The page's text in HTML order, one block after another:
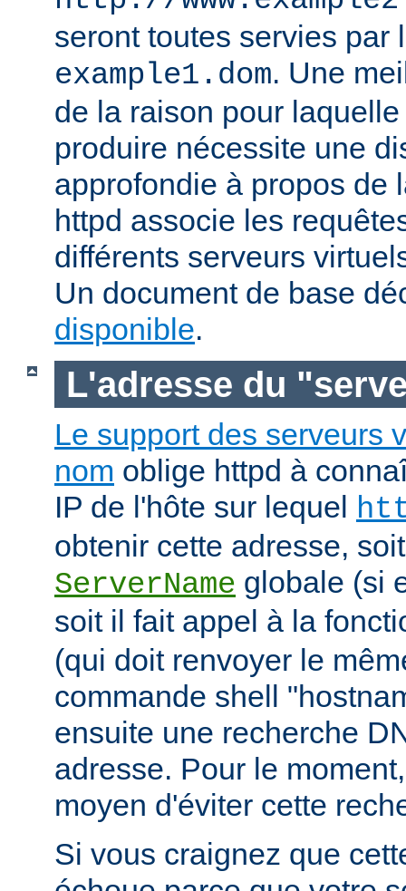
seront toutes servies par
example1.dom. Une
de la raison pour
produire nécessite une
approfondie à propos de
httpd associe les
différents serveurs
Un document de base
disponible.
L'adresse du
Le support des serveurs
nom oblige httpd à
IP de l'hôte sur lequel
obtenir cette adresse,
ServerName globale (si
soit il fait appel à la
(qui doit renvoyer le
commande shell
ensuite une recherche
adresse. Pour le
moyen d'éviter cette
Si vous craignez que